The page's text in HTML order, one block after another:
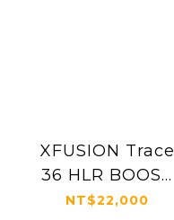
XFUSION Trace
36 HLR BOOST
(29")│36mm管徑
NT$22,000